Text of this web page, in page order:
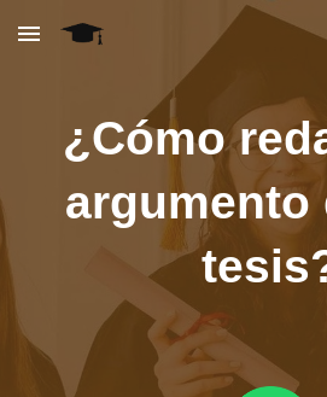
Skip to main content
¿Cómo
argumento